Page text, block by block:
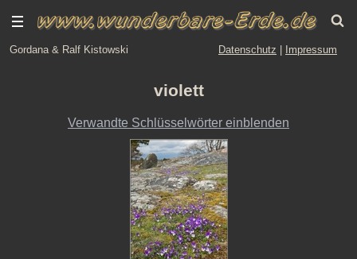
Gordana & Ralf Kistowski Datenschutz Impressum
violett
Verwandte Schlüsselwörter einblenden